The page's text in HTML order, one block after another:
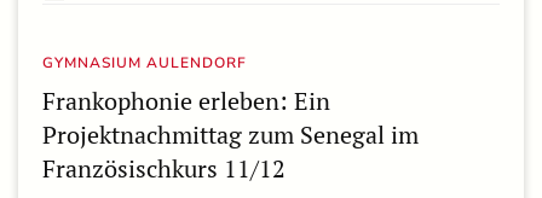
GYMNASIUM AULENDORF
Frankophonie erleben: Ein
Projektnachmittag zum Senegal im
Französischkurs 11/12